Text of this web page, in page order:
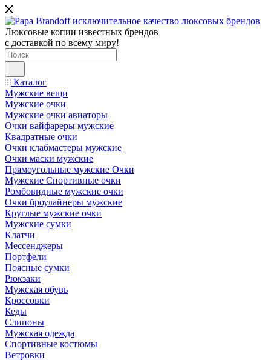
Люксовые копии известных брендов
с доставкой по всему миру!
Каталог
Мужские вещи
Мужские очки
Мужские очки авиаторы
Очки вайфареры мужские
Квадратные очки
Очки клабмастеры мужские
Очки маски мужские
Прямоугольные мужские Очки
Мужские Спортивные очки
Ромбовидные мужские очки
Очки броулайнеры мужские
Круглые мужские очки
Мужские сумки
Клатчи
Мессенджеры
Портфели
Поясные сумки
Рюкзаки
Мужская обувь
Кроссовки
Кеды
Слипоны
Мужская одежда
Спортивные костюмы
Ветровки